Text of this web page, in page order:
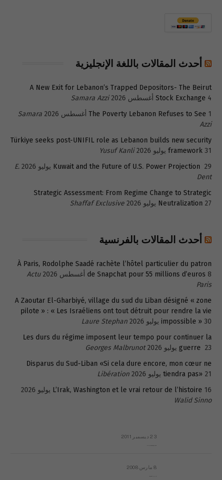
أحدث المقالات باللغة الإنجليزية
A New Exit for Lebanon’s Trapped Depositors- The Beirut
Stock Exchange 4 أغسطس 2026
Samara Azzi
The Poverty Lebanon Refuses to See 1 أغسطس 2026
Samara
Azzi
Türkiye seeks post-UNIFIL role as Lebanon builds new security
framework 31 يوليو 2026
Yusuf Kanli
Kuwait and the Future of U.S. Power Projection 29 يوليو 2026
E.
Dent
Strategic Assessment: From Regime Change to Strategic
Neutralization 27 يوليو 2026 Shaffaf Exclusive
أحدث المقالات بالفرنسية
À Paris, Rodolphe Saadé rachète l’hôtel particulier du patron
de Snapchat pour 55 millions d’euros 8 أغسطس 2026
Actu
Paris
A Zaoutar El-Gharbiyé, village du sud du Liban désigné « zone
pilote » : « Les Israéliens ont tout détruit pour rendre la vie
impossible » 30 يوليو 2026
Laure Stephan
Les durs du régime imposent leur tempo pour continuer la
guerre 23 يوليو 2026
Georges Malbrunot
Disparus du Sud-Liban «Si cela dure encore, mon cœur ne
tiendra pas» 21 يوليو 2026
Libération
L’Irak, Washington et le vrai retour de l’histoire 16 يوليو 2026
Walid Sinno
23 ديسمبر 2011
8 مارس 2008